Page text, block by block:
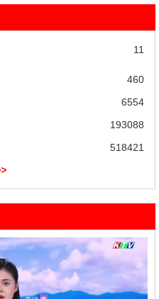
11
460
6554
193088
518421